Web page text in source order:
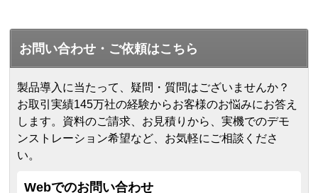
お問い合わせ・ご依頼はこちら
製品導入に当たって、疑問・質問はございませんか？
お取引実績145万社の経験からお客様のお悩みにお答え
します。 資料のご請求、お見積りから、実機でのデモ
ンストレーション希望など、お気軽にご相談くださ
い。
Webでのお問い合わせ